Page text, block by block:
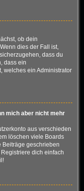
ob dein
dies der Fall ist,
dass du
dass ein
welches ein Administrator
mich aber nicht mehr
aus verschieden
löschen viele Boards
Beiträge geschrieben
dich einfach